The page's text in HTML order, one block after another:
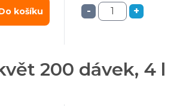
košíku - +
200 dávek, 4 l